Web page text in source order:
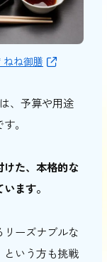
ね御膳
、予算や用途
。
た、本格的な
ます。
ーズナブルな
という方も挑戦